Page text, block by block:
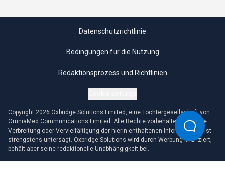
Datenschutzrichtlinie
Bedingungen für die Nutzung
Redaktionsprozess und Richtlinien
Copyright 2026 Oxbridge Solutions Limited, eine Tochtergesellschaft von
OmniaMed Communications Limited. Alle Rechte vorbehalten. Jegliche
Verbreitung oder Vervielfältigung der hierin enthaltenen Informationen ist
strengstens untersagt. Oxbridge Solutions wird durch Werbung finanziert,
behält aber seine redaktionelle Unabhängigkeit bei.